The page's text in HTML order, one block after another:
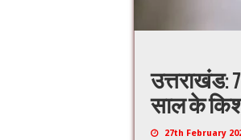
उत्तराखंड:
साल के
27th February